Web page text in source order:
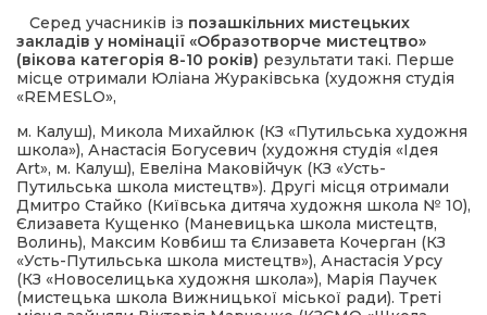
Серед учасників із позашкільних мистецьких
закладів у номінації «Образотворче мистецтво»
(вікова категорія 8-10 років) результати такі. Перше
місце отримали Юліана Жураківська (художня студія
«REMESLO»,
м. Калуш), Микола Михайлюк (КЗ «Путильська художня
школа»), Анастасія Богусевич (художня студія «Ідея
Art», м. Калуш), Евеліна Маковійчук (КЗ «Усть-
Путильська школа мистецтв»). Другі місця отримали
Дмитро Стайко (Київська дитяча художня школа № 10),
Єлизавета Кущенко (Маневицька школа мистецтв,
Волинь), Максим Ковбиш та Єлизавета Кочерган (КЗ
«Усть-Путильська школа мистецтв»), Анастасія Урсу
(КЗ «Новоселицька художня школа»), Марія Паучек
(мистецька школа Вижницької міської ради). Треті